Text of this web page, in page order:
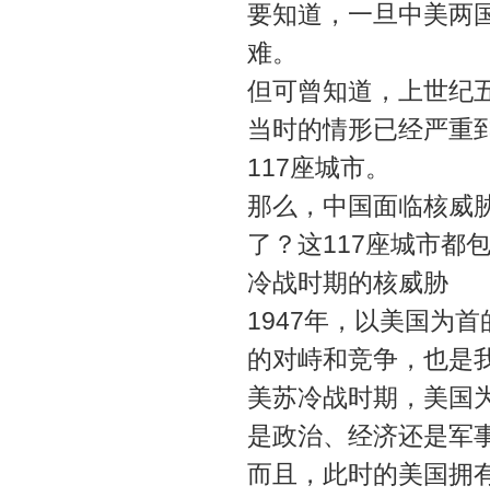
要知道，一旦中美两
难。
但可曾知道，上世纪
当时的情形已经严重
117座城市。
那么，中国面临核威
了？这117座城市都
冷战时期的核威胁
1947年，以美国为
的对峙和竞争，也是
美苏冷战时期，美国
是政治、经济还是军
而且，此时的美国拥